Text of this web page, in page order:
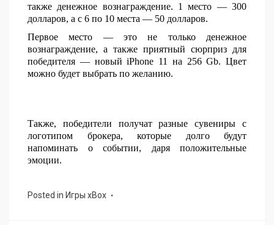
также денежное вознаграждение. 1 место — 300
долларов, а с 6 по 10 места — 50 долларов.
Первое место — это не только денежное
вознаграждение, а также приятный сюрприз для
победителя — новый iPhone 11 на 256 Gb. Цвет
можно будет выбрать по желанию.
Также, победители получат разные сувениры с
логотипом брокера, которые долго будут
напоминать о событии, даря положительные
эмоции.
Posted in Игры xBox